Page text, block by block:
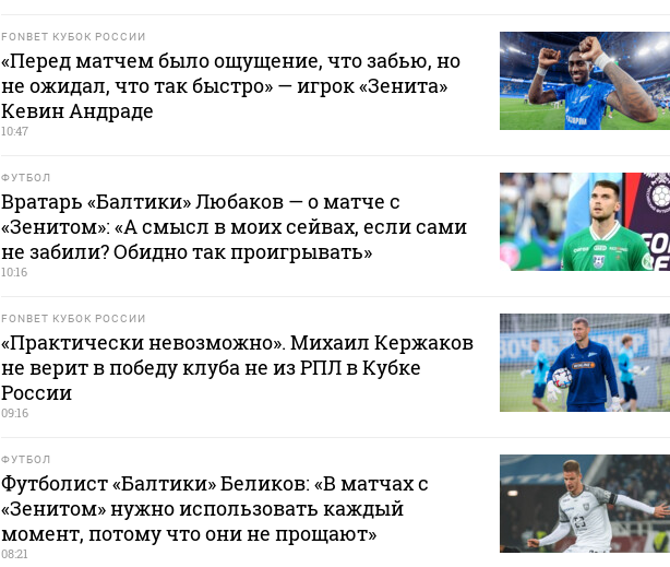
FONBET КУБОК РОССИИ
«Перед матчем было ощущение, что забью, но
не ожидал, что так быстро» — игрок «Зенита»
Кевин Андраде
10:47
ФУТБОЛ
Вратарь «Балтики» Любаков — о матче с
«Зенитом»: «А смысл в моих сейвах, если сами
не забили? Обидно так проигрывать»
10:16
FONBET КУБОК РОССИИ
«Практически невозможно». Михаил Кержаков
не верит в победу клуба не из РПЛ в Кубке
России
09:16
ФУТБОЛ
Футболист «Балтики» Беликов: «В матчах с
«Зенитом» нужно использовать каждый
момент, потому что они не прощают»
08:21